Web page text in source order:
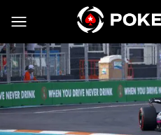
Vai al contenuto